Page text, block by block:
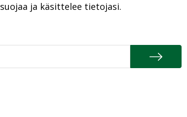
suojaa ja käsittelee tietojasi.